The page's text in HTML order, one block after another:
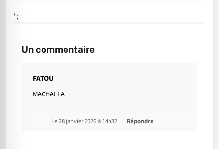
";
Un commentaire
FATOU
MACHALLA
Le 28 janvier 2026 à 14h32 Répondre